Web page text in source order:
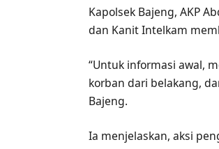
Kapolsek Bajeng, AKP
dan Kanit Intelkam
“Untuk informasi awal,
korban dari belakang,
Bajeng.
Ia menjelaskan, aksi